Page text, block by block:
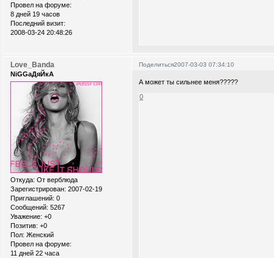
Провел на форуме:
8 дней 19 часов
Последний визит:
2008-03-24 20:48:26
Поделиться2007-03-03 07:34:10
Love_Banda
NiGGaДяЙкА
Откуда: От верблюда
Зарегистрирован: 2007-02-19
Приглашений: 0
Сообщений: 5267
Уважение: +0
Позитив: +0
Пол: Женский
Провел на форуме:
11 дней 22 часа
А может ты сильнее меня?????
0